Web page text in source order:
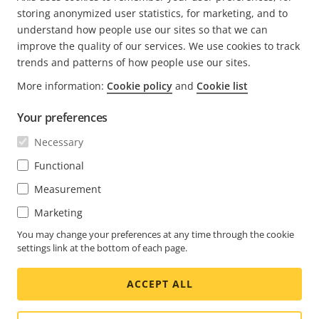
FOOTER
KONTAKT
Kontaktujte nás
Centrum orientované na zkušenosti
NOVINKY A PŘÍBĚHY
Příběhy zákazníků
Life at Axis
Engineering at Axis
PŘIHLÁSIT ODBĚR
Přihlásit se k odběru newsletteru
Přihlásit se k odběru bezpečnostních upozornění Axis
CZECH REPUBLIC / ČESKY NEWSROOM
Social
Media
Menu
Facebook
Linkedin
Youtube
X
(Twitter)
Instagram
storing anonymized user statistics, for marketing, and to
understand how people use our sites so that we can
improve the quality of our services. We use cookies to track
trends and patterns of how people use our sites.
More information: Cookie policy and Cookie list
Your preferences
Necessary
Functional
Measurement
Marketing
You may change your preferences at any time through the cookie
settings link at the bottom of each page.
ACCEPT ALL